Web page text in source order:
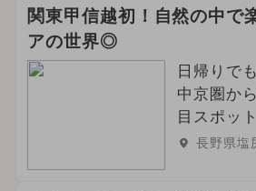
関東甲信越初！自然の中で
アの世界◎
日帰りで
中京圏か
目スポッ
長野県塩